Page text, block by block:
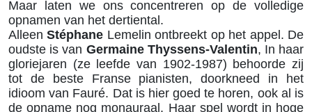
Maar laten we ons concentreren op de volledige
opnamen van het dertiental.
AlleenStéphane Lemelin ontbreekt op het appel. De
oudste is van Germaine Thyssens-Valentin, In haar
gloriejaren (ze leefde van 1902-1987) behoorde zij
tot de beste Franse pianisten, doorkneed in het
idioom van Fauré. Dat is hier goed te horen, ook al is
de opname nog monauraal. Haar spel wordt in hoge